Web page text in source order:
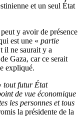
et un seul État
y avoir de présence
est une « partie
il ne saurait y a
Gaza, car ce serait
expliqué.
tout futur État
de vue économique
les personnes et tous
la présidente de la